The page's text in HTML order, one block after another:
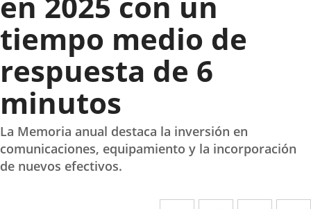
tiempo medio de
respuesta de 6
minutos
La Memoria anual destaca la inversión en
comunicaciones, equipamiento y la incorporación
de nuevos efectivos.